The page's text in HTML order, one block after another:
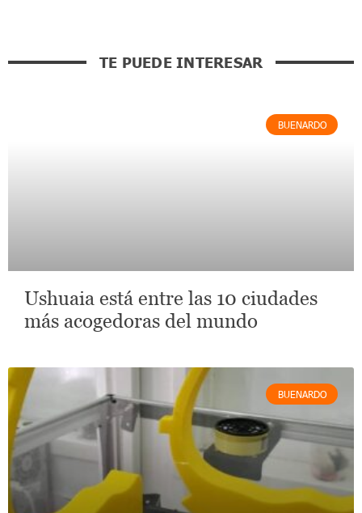
TE PUEDE INTERESAR
BUENARDO
Ushuaia está entre las 10 ciudades
más acogedoras del mundo
BUENARDO